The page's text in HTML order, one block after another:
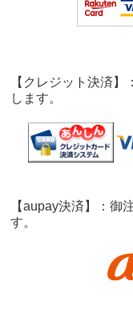
【クレジット決済
します。
【aupay決済】：御
す。